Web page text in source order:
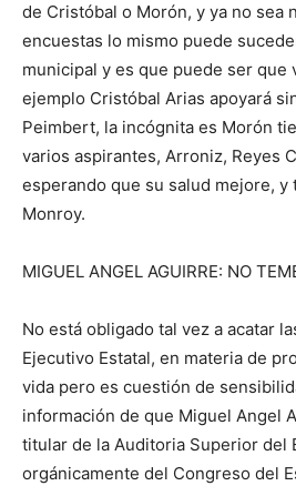
de Cristóbal o Morón, y ya no sea
encuestas lo mismo puede
municipal y es que puede ser que
ejemplo Cristóbal Arias apoyará
Peimbert, la incógnita es Morón
varios aspirantes, Arroniz, Reyes
esperando que su salud mejore, y
Monroy.
MIGUEL ANGEL AGUIRRE: NO
No está obligado tal vez a acatar
Ejecutivo Estatal, en materia de
vida pero es cuestión de
información de que Miguel Angel
titular de la Auditoria Superior del
orgánicamente del Congreso del